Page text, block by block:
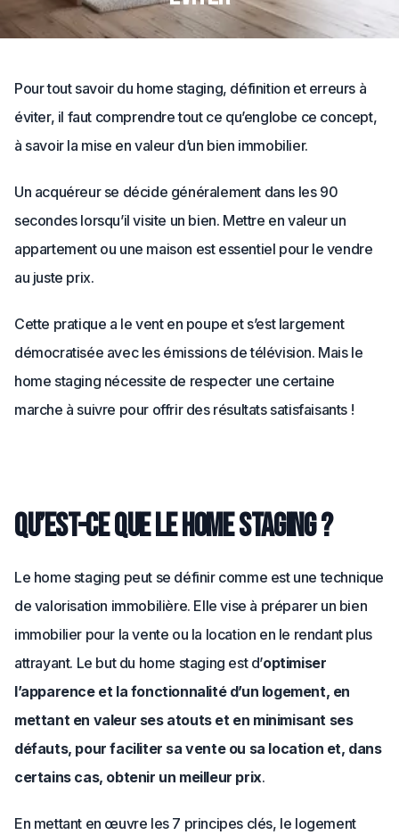
Pour tout savoir du home staging, définition et erreurs à
éviter, il faut comprendre tout ce qu’englobe ce concept,
à savoir la mise en valeur d’un bien immobilier.
Un acquéreur se décide généralement dans les 90
secondes lorsqu’il visite un bien. Mettre en valeur un
appartement ou une maison est essentiel pour le vendre
au juste prix.
Cette pratique a le vent en poupe et s’est largement
démocratisée avec les émissions de télévision. Mais le
home staging nécessite de respecter une certaine
marche à suivre pour offrir des résultats satisfaisants !
Qu’est-ce que le home staging ?
Le home staging peut se définir comme est une technique
de valorisation immobilière. Elle vise à préparer un bien
immobilier pour la vente ou la location en le rendant plus
attrayant. Le but du home staging est d’optimiser
l’apparence et la fonctionnalité d’un logement, en
mettant en valeur ses atouts et en minimisant ses
défauts, pour faciliter sa vente ou sa location et, dans
certains cas, obtenir un meilleur prix.
En mettant en œuvre les 7 principes clés, le logement